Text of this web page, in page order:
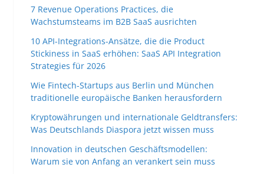
7 Revenue Operations Practices, die
Wachstumsteams im B2B SaaS ausrichten
10 API-Integrations-Ansätze, die die Product
Stickiness in SaaS erhöhen: SaaS API Integration
Strategies für 2026
Wie Fintech-Startups aus Berlin und München
traditionelle europäische Banken herausfordern
Kryptowährungen und internationale Geldtransfers:
Was Deutschlands Diaspora jetzt wissen muss
Innovation in deutschen Geschäftsmodellen:
Warum sie von Anfang an verankert sein muss